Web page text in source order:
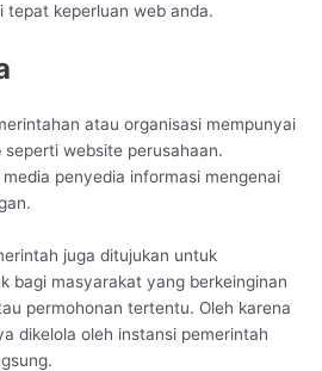
tepat keperluan web anda.
atau organisasi mempunyai
website perusahaan.
penyedia informasi mengenai
juga ditujukan untuk
bagi masyarakat yang berkeinginan
permohonan tertentu. Oleh karena
dikelola oleh instansi pemerintah